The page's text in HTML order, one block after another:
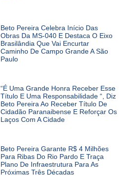
Beto Pereira Celebra Início Das
Obras Da MS-040 E Destaca O Eixo
Brasilândia Que Vai Encurtar
Caminho De Campo Grande A São
Paulo
“É Uma Grande Honra Receber Esse
Título E Uma Responsabilidade “, Diz
Beto Pereira Ao Receber Título De
Cidadão Paranaibense E Reforçar Os
Laços Com A Cidade
Beto Pereira Garante R$ 4 Milhões
Para Ribas Do Rio Pardo E Traça
Plano De Infraestrutura Para As
Próximas Três Décadas